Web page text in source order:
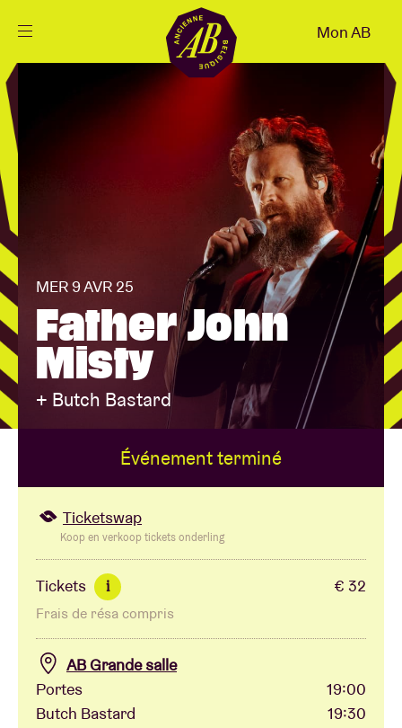
FR
Agenda
Infos visiteurs
AB ❤ you
Location de salles
BRDCST
Chèque-concert
À propos de l'AB
Mon AB
MER 9 AVR 25
Father John
Misty
+ Butch Bastard
Événement terminé
Ticketswap
Koop en verkoop tickets onderling
Tickets i € 32
Frais de résa compris
AB Grande salle
Portes
19:00
Butch Bastard
19:30